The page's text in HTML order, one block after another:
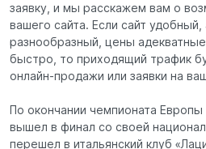
заявку, и мы расскажем вам о
вашего сайта. Если сайт
разнообразный, цены
быстро, то приходящий трафик
онлайн-продажи или заявки на
По окончании чемпионата
вышел в финал со своей
перешел в итальянский клуб